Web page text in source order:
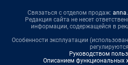
Связаться с отделом продаж:
Редакция сайта не несет
информации, содержащейся в
Особенности эксплуатации
Руководством
Описанием функциональных